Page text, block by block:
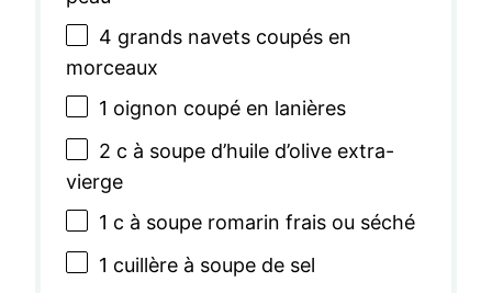
4 grands navets coupés en
morceaux
1 oignon coupé en lanières
2 c à soupe d’huile d’olive extra-
vierge
1 c à soupe romarin frais ou séché
1 cuillère à soupe de sel